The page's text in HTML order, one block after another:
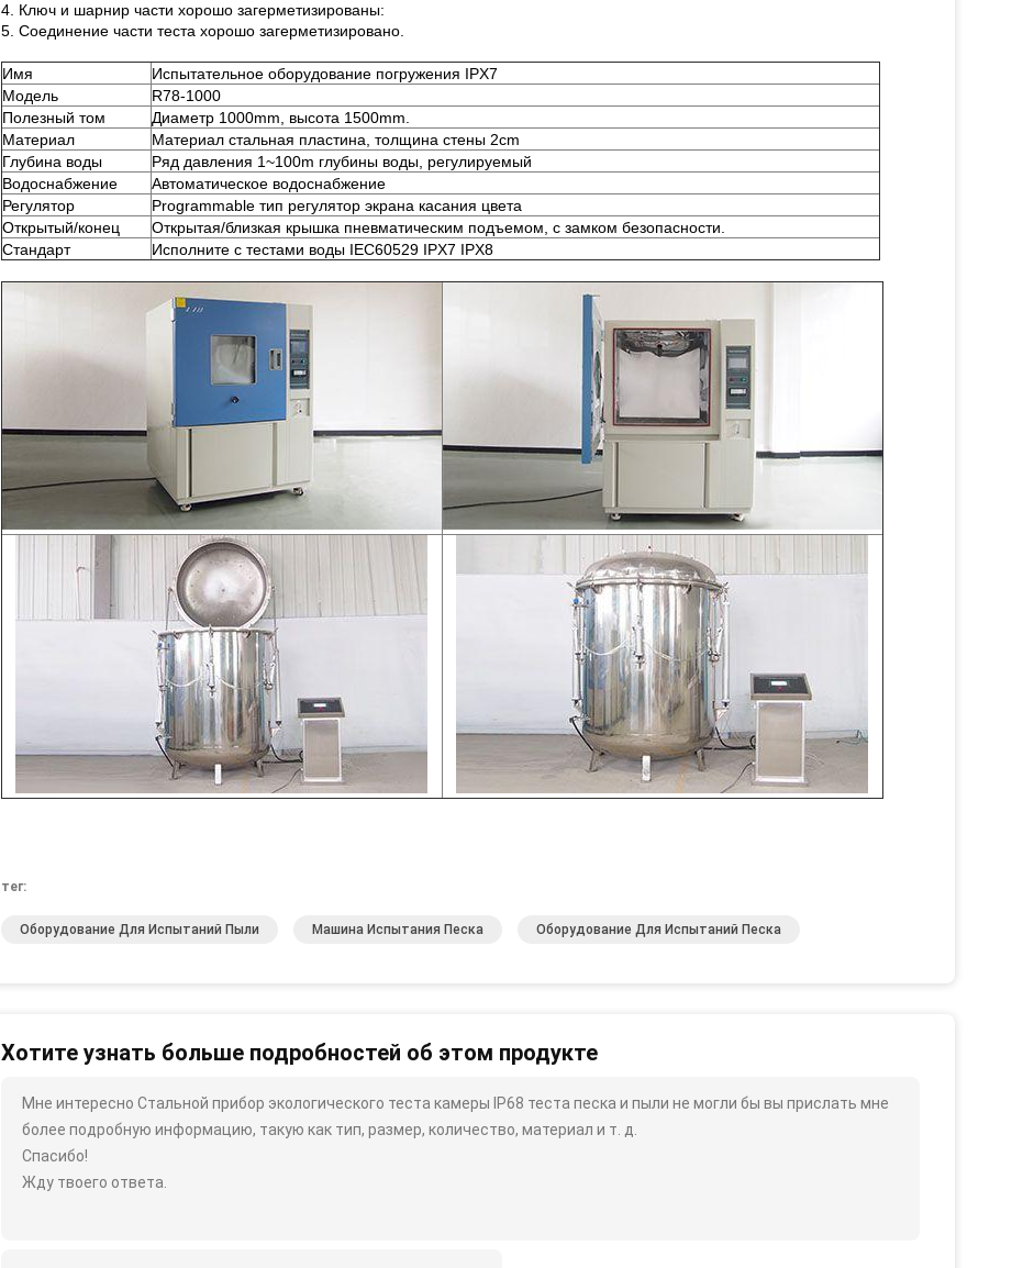
4. Ключ и шарнир части хорошо загерметизированы:
5. Соединение части теста хорошо загерметизировано.
Имя
Испытательное оборудование погружения IPX7
Модель
R78-1000
Полезный том
Диаметр 1000mm, высота 1500mm.
Материал
Материал стальная пластина, толщина стены 2cm
Глубина воды
Ряд давления 1~100m глубины воды, регулируемый
Водоснабжение
Автоматическое водоснабжение
Регулятор
Programmable тип регулятор экрана касания цвета
Открытый/конец
Открытая/близкая крышка пневматическим подъемом, с замком безопасности.
Стандарт
Исполните с тестами воды IEC60529 IPX7 IPX8
тег:
Оборудование Для Испытаний Пыли Машина Испытания Песка Оборудование Для Испытаний Песка
Хотите узнать больше подробностей об этом продукте
Мне интересно Стальной прибор экологического теста камеры IP68 теста песка и пыли не могли бы вы прислать мне
более подробную информацию, такую ​​как тип, размер, количество, материал и т. д.
Спасибо!
Жду твоего ответа.